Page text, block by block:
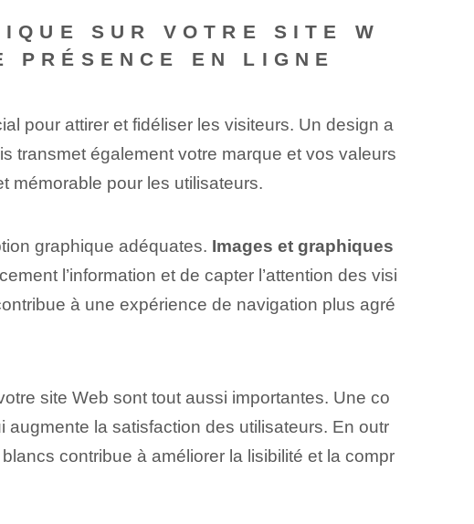
SUR VOTRE SITE W
PRÉSENCE EN LIGNE
pour attirer et fidéliser les visiteurs. Un design a
transmet également votre marque et vos valeurs
mémorable⁢ pour les utilisateurs.
graphique adéquates. Images et graphiques
l’information et de capter l’attention des visi
à une expérience de navigation plus agré
site Web sont ‌tout aussi⁣ importantes. Une co
augmente la satisfaction des utilisateurs. En outr
contribue à améliorer la lisibilité et la compr